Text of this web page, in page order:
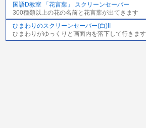
国語D教室 「花言葉」 スクリーンセーバー
300種類以上の花の名前と花言葉が出てきます
ひまわりのスクリーンセーバー(白)II
ひまわりがゆっくりと画面内を落下して行きます